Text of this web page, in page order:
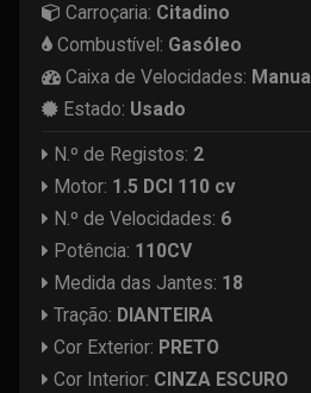
Carroçaria: Citadino
Combustível: Gasóleo
Caixa de Velocidades: Manual
Estado: Usado
N.º de Registos: 2
Motor: 1.5 DCI 110 cv
N.º de Velocidades: 6
Potência: 110CV
Medida das Jantes: 18
Tração: DIANTEIRA
Cor Exterior: PRETO
Cor Interior: CINZA ESCURO